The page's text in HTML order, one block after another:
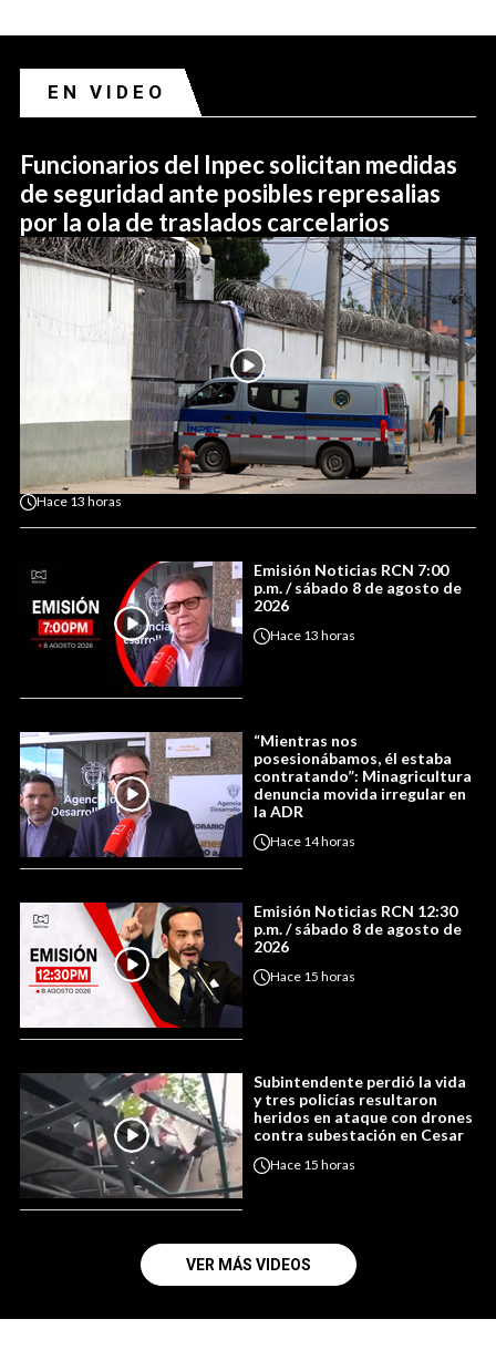
EN VIDEO
Funcionarios del Inpec solicitan medidas
de seguridad ante posibles represalias
por la ola de traslados carcelarios
Hace 13 horas
Emisión Noticias RCN 7:00
p.m. / sábado 8 de agosto de
2026
Hace 13 horas
“Mientras nos
posesionábamos, él estaba
contratando”: Minagricultura
denuncia movida irregular en
la ADR
Hace 14 horas
Emisión Noticias RCN 12:30
p.m. / sábado 8 de agosto de
2026
Hace 15 horas
Subintendente perdió la vida
y tres policías resultaron
heridos en ataque con drones
contra subestación en Cesar
Hace 15 horas
VER MÁS VIDEOS